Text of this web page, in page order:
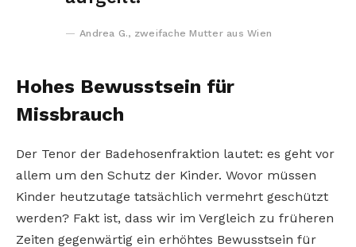
Andrea G., zweifache Mutter aus Wien
Hohes Bewusstsein für
Missbrauch
Der Tenor der Badehosenfraktion lautet: es geht vor
allem um den Schutz der Kinder. Wovor müssen
Kinder heutzutage tatsächlich vermehrt geschützt
werden? Fakt ist, dass wir im Vergleich zu früheren
Zeiten gegenwärtig ein erhöhtes Bewusstsein für